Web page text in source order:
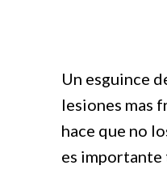
Un esguince
lesiones mas
hace que no
es importante